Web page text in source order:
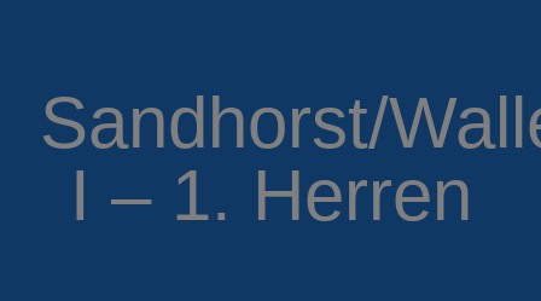
Sandhorst/
I – 1. Herren